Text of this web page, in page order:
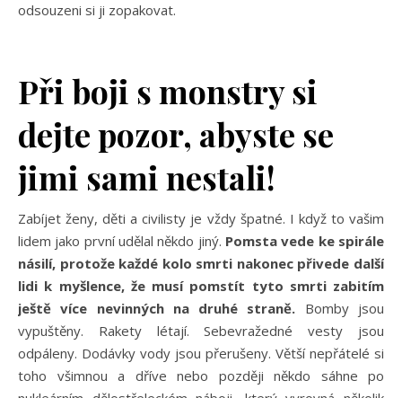
odsouzeni si ji zopakovat.
Při boji s monstry si
dejte pozor, abyste se
jimi sami nestali!
Zabíjet ženy, děti a civilisty je vždy špatné. I když to vašim
lidem jako první udělal někdo jiný. Pomsta vede ke spirále
násilí, protože každé kolo smrti nakonec přivede další
lidi k myšlence, že musí pomstít tyto smrti zabitím
ještě více nevinných na druhé straně. Bomby jsou
vypuštěny. Rakety létají. Sebevražedné vesty jsou
odpáleny. Dodávky vody jsou přerušeny. Větší nepřátelé si
toho všimnou a dříve nebo později někdo sáhne po